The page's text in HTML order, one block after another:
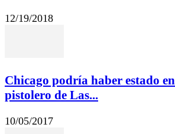
12/19/2018
Chicago podría haber estado
pistolero de Las...
10/05/2017